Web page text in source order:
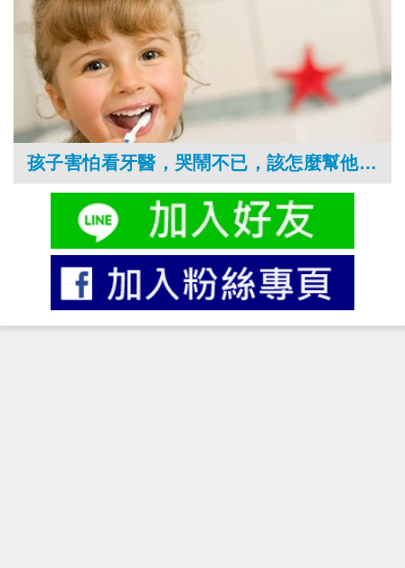
孩子害怕看牙醫，哭鬧不已，該怎麼幫他消除恐懼？